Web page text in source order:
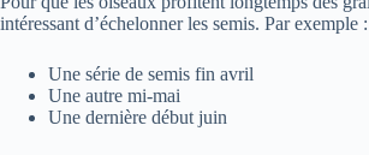
intéressant d’échelonner les semis. Par exemple :
Une série de semis fin avril
Une autre mi-mai
Une dernière début juin